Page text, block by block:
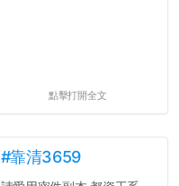
點擊打開全文
#靠清3659